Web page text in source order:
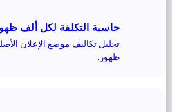
حاسبة التكلفة لكل ألف
تحليل تكاليف موضع الإعلان
ظهور.